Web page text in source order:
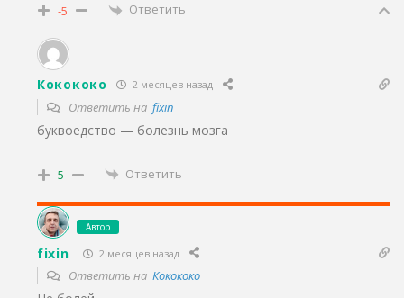
-5 Ответить
Кокококо 2 месяцев назад
Ответить на fixin
буквоедство — болезнь мозга
5 Ответить
Автор
fixin 2 месяцев назад
Ответить на Кокококо